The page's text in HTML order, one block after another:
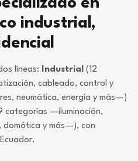
en
industrial,
líneas: Industrial (12
cableado, control y
neumática, energía y más—)
categorías —iluminación,
domótica y más—), con